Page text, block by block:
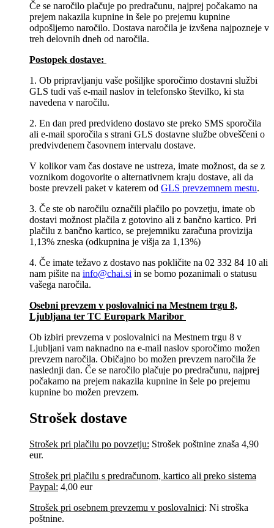
Če se naročilo plačuje po predračunu, najprej počakamo na
prejem nakazila kupnine in šele po prejemu kupnine
odpošljemo naročilo. Dostava naročila je izvšena najpozneje v
treh delovnih dneh od naročila.
Postopek dostave:
1. Ob pripravljanju vaše pošiljke sporočimo dostavni službi
GLS tudi vaš e-mail naslov in telefonsko številko, ki sta
navedena v naročilu.
2. En dan pred predvideno dostavo ste preko SMS sporočila
ali e-mail sporočila s strani GLS dostavne službe obveščeni o
predvivdenem časovnem intervalu dostave.
V kolikor vam čas dostave ne ustreza, imate možnost, da se z
voznikom dogovorite o alternativnem kraju dostave, ali da
boste prevzeli paket v katerem od GLS prevzemnem mestu.
3. Če ste ob naročilu označili plačilo po povzetju, imate ob
dostavi možnost plačila z gotovino ali z bančno kartico. Pri
plačilu z bančno kartico, se prejemniku zaračuna provizija
1,13% zneska (odkupnina je višja za 1,13%)
4. Če imate težavo z dostavo nas pokličite na 02 332 84 10 ali
nam pišite na info@chai.si in se bomo pozanimali o statusu
vašega naročila.
Osebni prevzem v poslovalnici na Mestnem trgu 8,
Ljubljana​ ter TC Europark Maribor
Ob izbiri prevzema v poslovalnici na Mestnem trgu 8 v
Ljubljani vam naknadno na e-mail naslov sporočimo možen
prevzem naročila. Običajno bo možen prevzem naročila že
naslednji dan. Če se naročilo plačuje po predračunu, najprej
počakamo na prejem nakazila kupnine in šele po prejemu
kupnine bo možen prevzem.
Strošek dostave
Strošek pri plačilu po povzetju: Strošek poštnine znaša 4,90
eur.
Strošek pri plačilu s predračunom, kartico ali preko sistema
Paypal: 4,00 eur
Strošek pri osebnem prevzemu v poslovalnici: Ni stroška
poštnine.